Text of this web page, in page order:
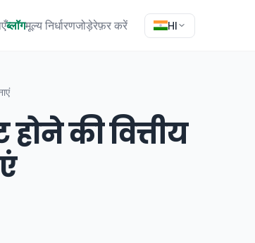
ब्लॉगमूल्य निर्धारणजोड़ेरेफ़र करें HI
की वित्तीय